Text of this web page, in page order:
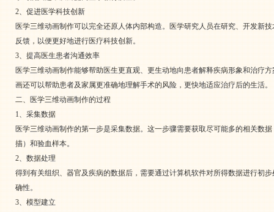
2、促进医学科技创新
医学三维动画制作可以完全还原人体内部构造。医学研究人员在研究、开发新
反馈，以便更好地进行医疗科技创新。
3、提高医生患者沟通效率
医学三维动画制作能够帮助医生更直观、更生动地向患者解释疾病形象和治疗
画还可以帮助患者及家属更准确地理解手术的风险，更快地适应治疗后的生活。
二、医学三维动画制作的过程
1、采集数据
医学三维动画制作的第一步是采集数据。这一步骤需要获取尽可能多的相关数
描）和验血样本。
2、数据处理
得到有关组织、器官及疾病的数据后，需要通过计算机软件对所得数据进行初
确性。
3、模型建立